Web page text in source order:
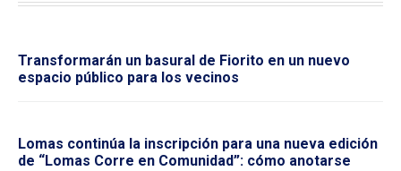
Transformarán un basural de Fiorito en un nuevo
espacio público para los vecinos
Lomas continúa la inscripción para una nueva edición
de “Lomas Corre en Comunidad”: cómo anotarse